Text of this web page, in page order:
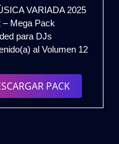
2025
Vol.12
–
Mega
Pack
DJs
VARIADA 2025
– Mega Pack
para DJs
al Volumen 12
PACKDESCARGAR
PACK